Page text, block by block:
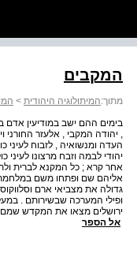
המקבים
מתוך:המיתולוגיה היהודית >
בימים ההם ישב במודיעין אדם
, יהודה המקבי , אלעזר
העדה ומנשואיה , לזבוח לעיני
יהודי לבמה וזבח מרצונו
אחר קרא ; כל המקנא לברית
אליהם שם ופתחו משם במלחמת
גדולה את מצביאי ארם וסלווקוס
ופילי המערכה שבשירותם .
ירושלים מצאו את המקדש שמם ,
אל הספר